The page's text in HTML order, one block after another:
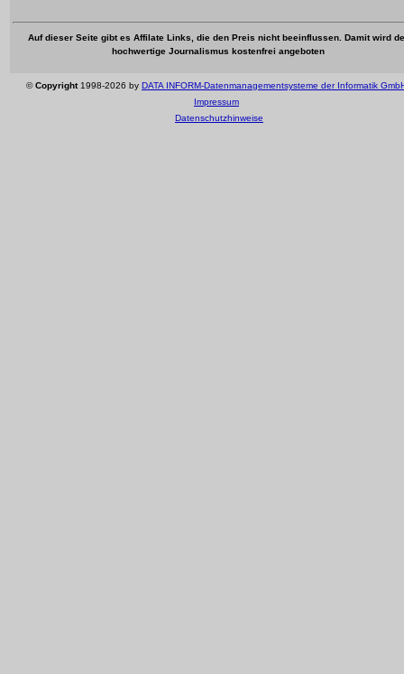
Auf dieser Seite gibt es Affilate Links, die den Preis nicht beeinflussen. Damit wird
hochwertige Journalismus kostenfrei angeboten
©Copyright1998-2026 by DATA INFORM-Datenmanagementsysteme der Informatik
Impressum
Datenschutzhinweise